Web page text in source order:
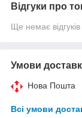
Відгуки про
Ще немає
Умови
Нова Пошта
Всі умови